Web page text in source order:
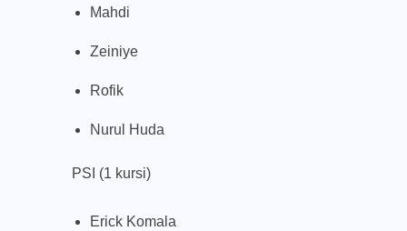
Mahdi
Zeiniye
Rofik
Nurul Huda
PSI (1 kursi)
Erick Komala